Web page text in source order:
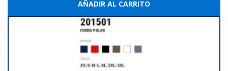
AÑADIR AL CARRITO